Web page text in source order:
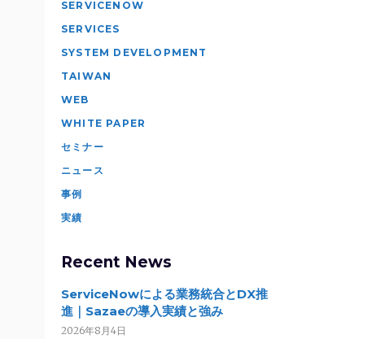
SERVICENOW
SERVICES
SYSTEM DEVELOPMENT
TAIWAN
WEB
WHITE PAPER
セミナー
ニュース
事例
実績
Recent News
ServiceNowによる業務統合とDX推
進｜Sazaeの導入実績と強み
2026年8月4日